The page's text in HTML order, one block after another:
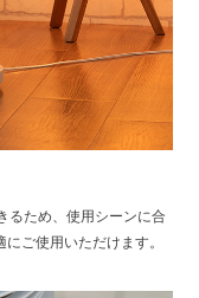
るため、使用シーンに合
ご使用いただけます。